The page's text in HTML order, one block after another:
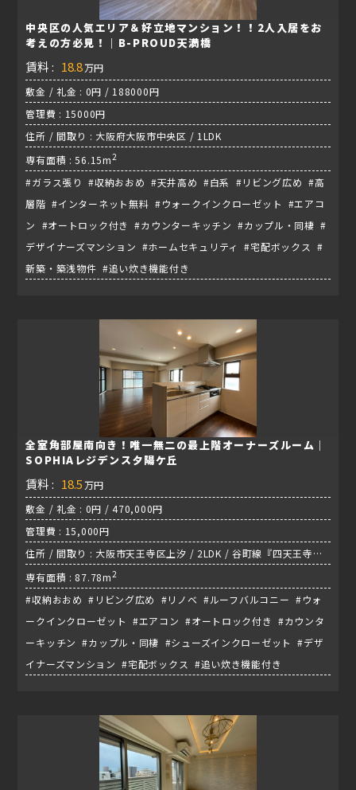
中央区の人気エリア＆好立地マンション！！2人入居をお
考えの方必見！｜B-PROUD天満橋
賃料 : 18.8万円
敷金 / 礼金 : 0円 / 188000円
管理費 : 15000円
住所 / 間取り : 大阪府大阪市中央区 / 1LDK
専有面積 : 56.15m2
#ガラス張り #収納おおめ #天井高め #白系 #リビング広め #高
層階 #インターネット無料 #ウォークインクローゼット #エアコ
ン #オートロック付き #カウンターキッチン #カップル・同棲 #
デザイナーズマンション #ホームセキュリティ #宅配ボックス #
新築・築浅物件 #追い炊き機能付き
全室角部屋南向き！唯一無二の最上階オーナーズルーム｜
SOPHIAレジデンス夕陽ケ丘
賃料 : 18.5 万円
敷金 / 礼金 : 0円 / 470,000円
管理費 : 15,000円
住所 / 間取り : 大阪市天王寺区上汐 / 2LDK / 谷町線『四天王寺前
夕陽ケ丘駅』
専有面積 : 87.78m2
#収納おおめ #リビング広め #リノベ #ルーフバルコニー #ウォ
ークインクローゼット #エアコン #オートロック付き #カウンタ
ーキッチン #カップル・同棲 #シューズインクローゼット #デザ
イナーズマンション #宅配ボックス #追い炊き機能付き